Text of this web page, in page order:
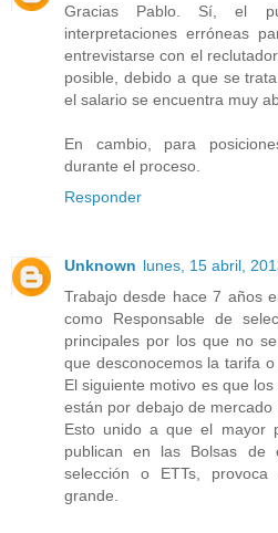
Gracias Pablo. Sí, el
interpretaciones erróneas
entrevistarse con el
posible, debido a que se
el salario se encuentra muy
En cambio, para
durante el proceso.
Responder
Unknown lunes, 15 abril,
Trabajo desde hace 7 años
como Responsable de
principales por los que no
que desconocemos la tarifa
El siguiente motivo es que
están por debajo de mercado
Esto unido a que el mayor
publican en las Bolsas de
selección o ETTs,
grande.